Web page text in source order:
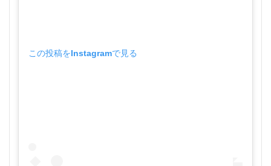
この投稿をInstagramで見る